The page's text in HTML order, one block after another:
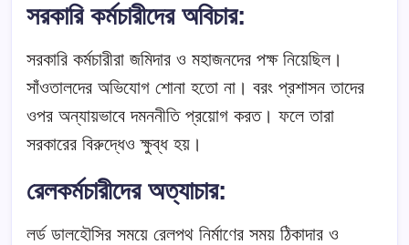
সরকারি কর্মচারীদের অবিচার:
সরকারি কর্মচারীরা জমিদার ও মহাজনদের পক্ষ নিয়েছিল।
সাঁওতালদের অভিযোগ শোনা হতো না। বরং প্রশাসন তাদের
ওপর অন্যায়ভাবে দমননীতি প্রয়োগ করত। ফলে তারা
সরকারের বিরুদ্ধেও ক্ষুব্ধ হয়।
রেলকর্মচারীদের অত্যাচার:
লর্ড ডালহৌসির সময়ে রেলপথ নির্মাণের সময় ঠিকাদার ও